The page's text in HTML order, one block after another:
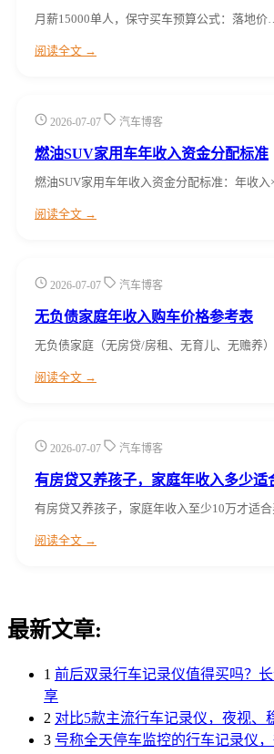
月薪15000单人，保守买车预算公式：落地价…
阅读全文 →
2026-07-07 汽车博客
燃油SUV家用车年收入资金分配标准
燃油SUV家用车年收入资金分配标准：年收入
阅读全文 →
2026-07-07 汽车博客
无负债家庭年收入购车价格参考表
无负债家庭（无房贷/房租、无育儿、无赡养
阅读全文 →
2026-07-07 汽车博客
有房贷又养孩子，家庭年收入多少适
有房贷又养孩子，家庭年收入至少10万才适合
阅读全文 →
最新文章:
1 前后双录行车记录仪值得买吗？
享
2 对比5款主流行车记录仪，夜视、
3 号称全天停车监控的行车记录仪